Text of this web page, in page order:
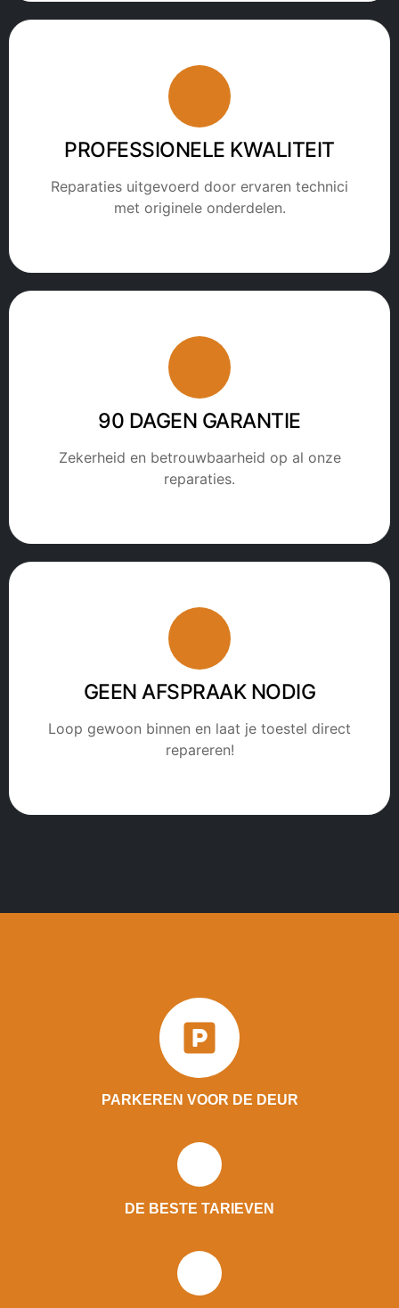
PROFESSIONELE KWALITEIT
Reparaties uitgevoerd door ervaren technici
met originele onderdelen.
90 DAGEN GARANTIE
Zekerheid en betrouwbaarheid op al onze
reparaties.
GEEN AFSPRAAK NODIG
Loop gewoon binnen en laat je toestel direct
repareren!
PARKEREN VOOR DE DEUR
DE BESTE TARIEVEN